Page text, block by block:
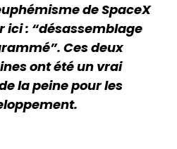
de SpaceX
ici : “désassemblage
Ces deux
ont été un vrai
la peine pour les